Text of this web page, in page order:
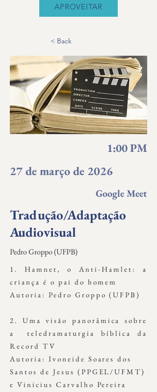
APROVEITAR
< Back
1:00 PM
27 de março de 2026
Google Meet
Tradução/Adaptação
Audiovisual
Pedro Groppo (UFPB)
1. Hamnet, o Anti-Hamlet: a
criança é o pai do homem
Autoria: Pedro Groppo (UFPB)
2. Uma visão panorâmica sobre
a teledramaturgia bíblica da
Record TV
Autoria: Ivoneide Soares dos
Santos de Jesus (PPGEL/UFMT)
e Vinicius Carvalho Pereira